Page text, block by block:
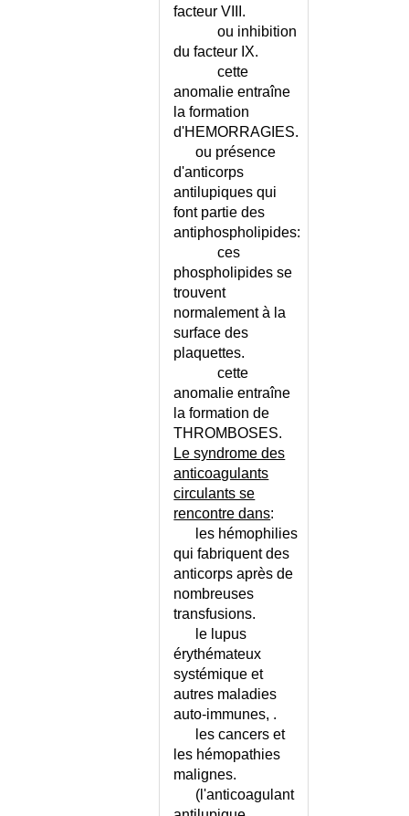
ARNOLD-CHIARI (SYNDROME
ARRET CARDIORESPIRATOIRE
ARRET DE LA LACTATION
ARTERIOPATHIE CHRONIQUE -
ARTERIOPATHIE CHRONIQUE -
ECHELLE DE CLAU-S
ARTERIOPATHIE CHRONIQUE
ARTERIOSCLEROSE
ARTHRALGIES DE L'ENFANT
ARTHRITE DU GENOU
ARTHRITE MICROCRISTALLINE
ARTHRITE OU ARTHROSE ?
ARTHRITES JUVENILES
ARTHROPATHIE A CRISTAUX
ARTHROSE - CONSEILS
ARTHROSE DE LA CHEVILLE
ARTHROSE DE LA HANCHE
ARTHROSE DE LA HANCHE -
ARTHROSE DE LA HANCHE -
ECHELLE DE LEQUESNE
facteur VIII.
ou inhibition
du facteur IX.
cette
anomalie entraîne
la formation
d'HEMORRAGIES.
ou présence
d'anticorps
antilupiques qui
font partie des
antiphospholipides:
ces
phospholipides se
trouvent
normalement à la
surface des
plaquettes.
cette
anomalie entraîne
la formation de
THROMBOSES.
Le syndrome des
anticoagulants
circulants se
rencontre dans:
les hémophilies
qui fabriquent des
anticorps après de
nombreuses
transfusions.
le lupus
érythémateux
systémique et
autres maladies
auto-immunes, .
les cancers et
les hémopathies
malignes.
(l'anticoagulant